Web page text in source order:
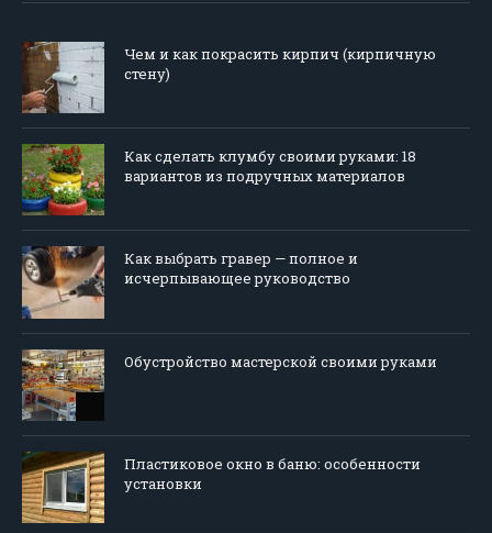
Чем и как покрасить кирпич (кирпичную
стену)
Как сделать клумбу своими руками: 18
вариантов из подручных материалов
Как выбрать гравер — полное и
исчерпывающее руководство
Обустройство мастерской своими руками
Пластиковое окно в баню: особенности
установки